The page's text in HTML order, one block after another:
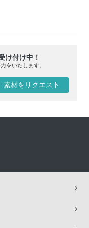
け付け中！
をいたします。
素材をリクエスト